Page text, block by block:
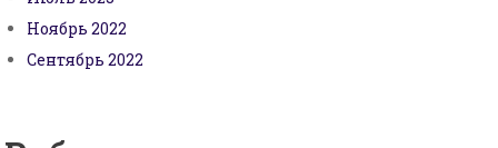
Ноябрь 2022
Сентябрь 2022